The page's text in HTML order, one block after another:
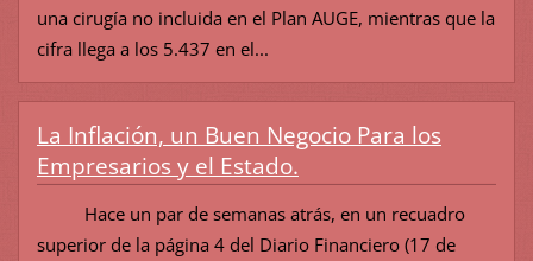
una cirugía no incluida en el Plan AUGE, mientras que la
cifra llega a los 5.437 en el...
La Inflación, un Buen Negocio Para los
Empresarios y el Estado.
Hace un par de semanas atrás, en un recuadro
superior de la página 4 del Diario Financiero (17 de